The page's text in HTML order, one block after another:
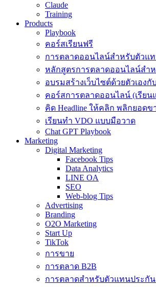
Claude
Training
Products
Playbook
คอร์สเรียนฟรี
การตลาดออนไลน์สำหรับตัวแ
หลักสูตรการตลาดออนไลน์สำ
อบรมสร้างเว็บไซต์ด้วยตัวเองกั
คอร์สการตลาดออนไลน์ (เรียน
คิด Headline ให้คลิก พลิกยอดข
เรียนทำ VDO แบบมือวาด
Chat GPT Playbook
Marketing
Digital Marketing
Facebook Tips
Data Analytics
LINE OA
SEO
Web-blog Tips
Advertising
Branding
O2O Marketing
Start Up
TikTok
การขาย
การตลาด B2B
การตลาดสำหรับตัวแทนประกั